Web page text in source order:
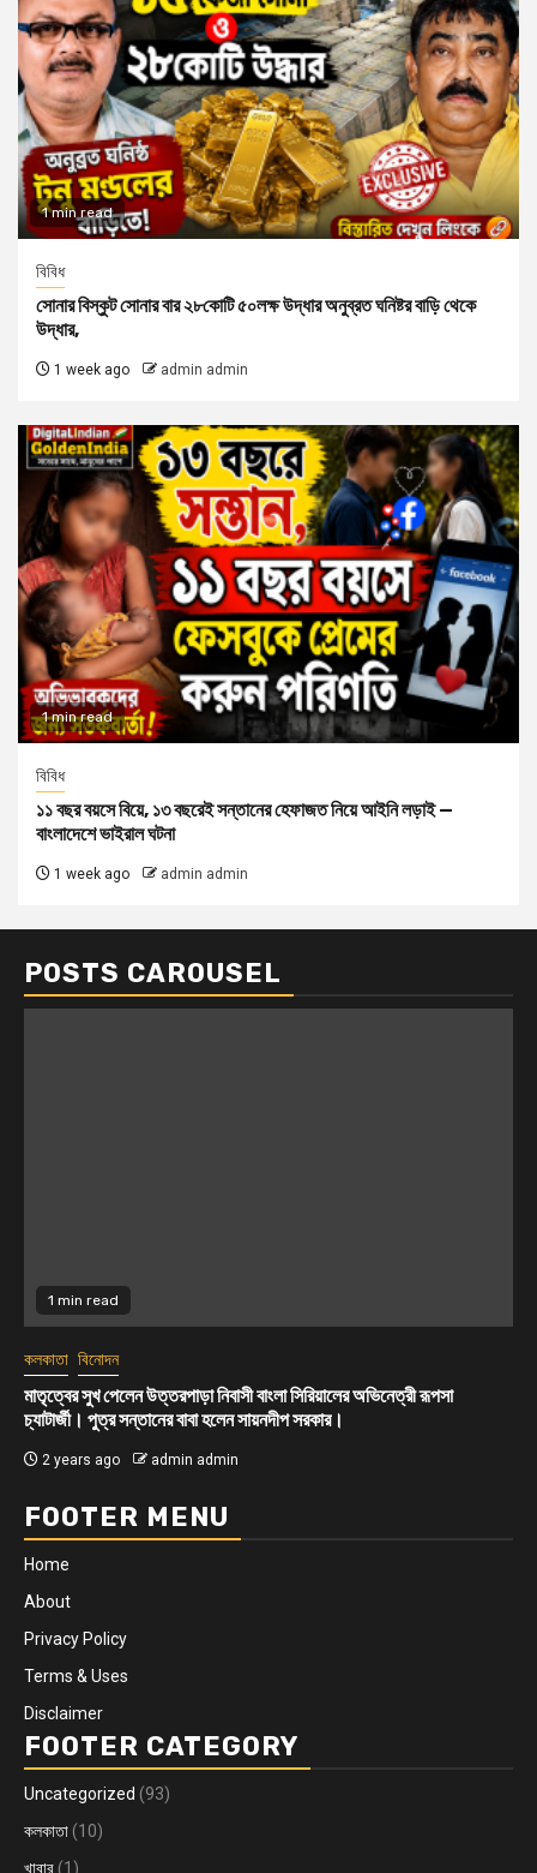
1 min read
বিবিধ
সোনার বিস্কুট সোনার বার ২৮কোটি ৫০লক্ষ উদ্ধার অনুব্রত ঘনিষ্টর বাড়ি থেকে
উদ্ধার,
1 week ago admin admin
1 min read
বিবিধ
১১ বছর বয়সে বিয়ে, ১৩ বছরেই সন্তানের হেফাজত নিয়ে আইনি লড়াই —
বাংলাদেশে ভাইরাল ঘটনা
1 week ago admin admin
POSTS CAROUSEL
1 min read
কলকাতা
সোনার দোকান উদ্বোধনে আকর্ষণীয় অফার,ধামাকা অফার
2 years ago
FOOTER MENU
Home
About
Privacy Policy
Terms & Uses
Disclaimer
FOOTER CATEGORY
Uncategorized (93)
কলকাতা (10)
খাবার (1)